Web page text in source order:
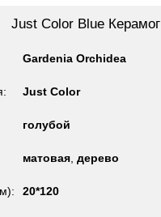
Just Color Blue
Gardenia Orchidea
Just Color
голубой
матовая дерево
20*120